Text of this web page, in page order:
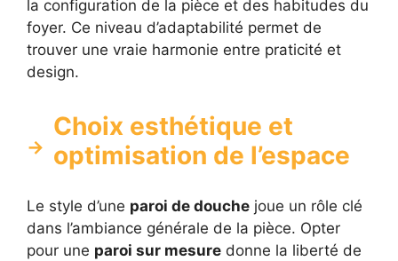
la configuration de la pièce et des habitudes du
foyer. Ce niveau d’adaptabilité permet de
trouver une vraie harmonie entre praticité et
design.
Choix esthétique et
optimisation de l’espace
Le style d’une paroi de douche joue un rôle clé
dans l’ambiance générale de la pièce. Opter
pour une paroi sur mesure donne la liberté de